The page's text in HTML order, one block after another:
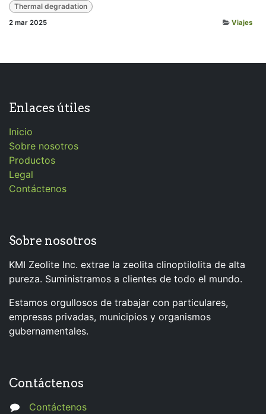
Thermal degradation
2 mar 2025 Viajes
Enlaces útiles
Inicio
Sobre nosotros
Productos
Legal
Contáctenos
Sobre nosotros
KMI Zeolite Inc. extrae la zeolita clinoptilolita de alta
pureza. Suministramos a clientes de todo el mundo.
Estamos orgullosos de trabajar con particulares,
empresas privadas, municipios y organismos
gubernamentales.
Contáctenos
Contáctenos